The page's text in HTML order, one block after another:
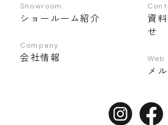
Showroom
ショールーム紹介
Company
会社情報
資
せ
Web
メ